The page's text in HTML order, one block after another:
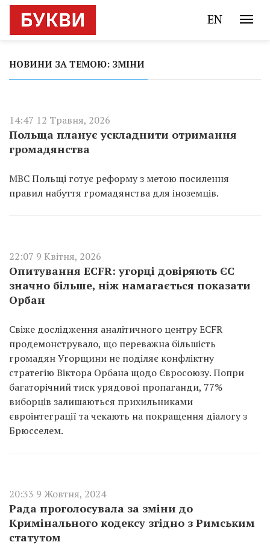
EN
НОВИНИ ЗА ТЕМОЮ: ЗМІНИ
14:47 12 Травня, 2026
Польща планує ускладнити отримання
громадянства
МВС Польщі готує реформу з метою посилення
правил набуття громадянства для іноземців.
22:07 9 Квітня, 2026
Опитування ECFR: угорці довіряють ЄС
значно більше, ніж намагається показати
Орбан
Свіже дослідження аналітичного центру ECFR
продемонструвало, що переважна більшість
громадян Угорщини не поділяє конфліктну
стратегію Віктора Орбана щодо Євросоюзу. Попри
багаторічний тиск урядової пропаганди, 77%
виборців залишаються прихильниками
євроінтеграції та чекають на покращення діалогу з
Брюсселем.
20:33 9 Жовтня, 2024
Рада проголосувала за зміни до
Кримінального кодексу згідно з Римським
статутом